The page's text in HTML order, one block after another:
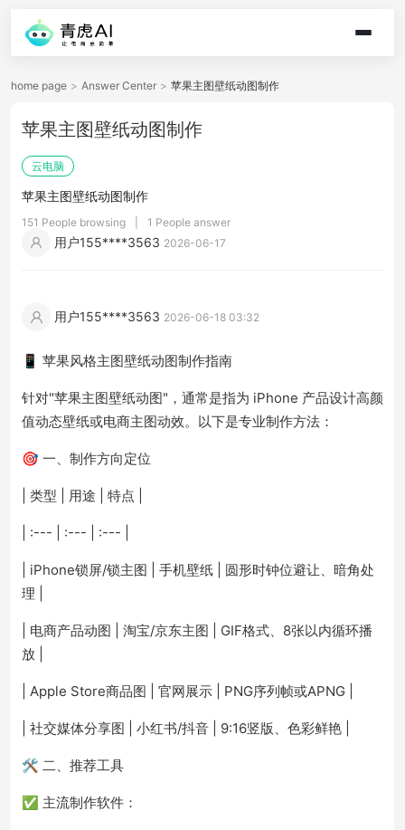
home page > Answer Center > 苹果主图壁纸动图制作
苹果主图壁纸动图制作
云电脑
苹果主图壁纸动图制作
151 People browsing 1 People answer
用户155****3563 2026-06-17
用户155****3563 2026-06-18 03:32
📱 苹果风格主图壁纸动图制作指南
针对"苹果主图壁纸动图"，通常是指为 iPhone 产品设计高颜
值动态壁纸或电商主图动效。以下是专业制作方法：
🎯 一、制作方向定位
| 类型 | 用途 | 特点 |
| :--- | :--- | :--- |
| iPhone锁屏/锁主图 | 手机壁纸 | 圆形时钟位避让、暗角处
理 |
| 电商产品动图 | 淘宝/京东主图 | GIF格式、8张以内循环播
放 |
| Apple Store商品图 | 官网展示 | PNG序列帧或APNG |
| 社交媒体分享图 | 小红书/抖音 | 9:16竖版、色彩鲜艳 |
🛠️ 二、推荐工具
✅ 主流制作软件：